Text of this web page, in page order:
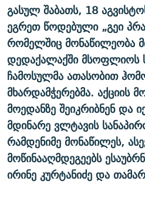
ᲐᲒᲕᲘᲡᲢᲝᲡ ᲝᲛᲘ
ПРИВЕТ ᲙᲣᲚᲢᲣᲠᲐ
გასულ შაბათს, 18
ეგრეთ წოდებული „გეი
რომელშიც მონაწილეობა
დედაქალაქში მსოფლიოს
ჩამოსულმა ათასობით
მხარდამჭერებმა. აქციის
მოედანზე შეიკრიბნენ და
მდინარე ვლტავის
რამდენიმე მონაწილეს,
მოწინააღმდეგეებს
ირინე კურტანიძე და